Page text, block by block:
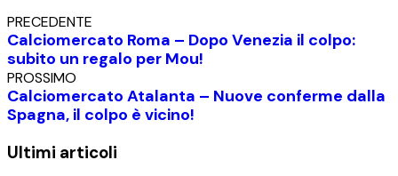
PRECEDENTE
Calciomercato Roma – Dopo Venezia il colpo:
subito un regalo per Mou!
PROSSIMO
Calciomercato Atalanta – Nuove conferme dalla
Spagna, il colpo è vicino!
Ultimi articoli